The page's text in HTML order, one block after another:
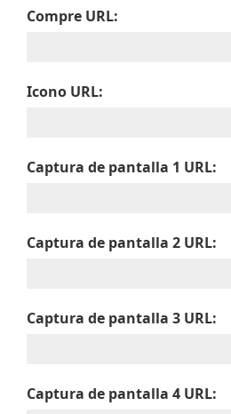
Compre URL:
Icono URL:
Captura de pantalla 1 URL:
Captura de pantalla 2 URL:
Captura de pantalla 3 URL:
Captura de pantalla 4 URL: